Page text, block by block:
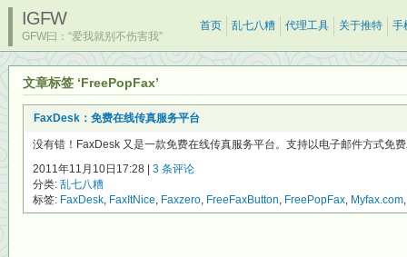
IGFW
GFW曰：“爱我就别不伤害我”
首页 乱七八糟 代理工具 关于推特 手
文章标签 ‘FreePopFax’
FaxDesk：免费在线传真服务平台
没有错！FaxDesk 又是一款免费在线传真服务平台。支持以电子邮件方式免
2011年11月10日17:28 | 3 条评论
分类: 乱七八糟
标签: FaxDesk, FaxItNice, Faxzero, FreeFaxButton, FreePopFax, Myfax.com